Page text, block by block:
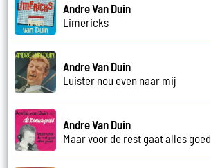
Andre Van Duin
Limericks
Andre Van Duin
Luister nou even naar mij
Andre Van Duin
Maar voor de rest gaat alles goed